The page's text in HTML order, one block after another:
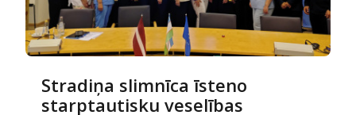
Stradiņa slimnīca īsteno
starptautisku veselības